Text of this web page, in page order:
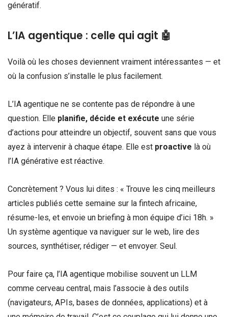
génératif.
L’IA agentique : celle qui agit 🤖
Voilà où les choses deviennent vraiment intéressantes — et
où la confusion s’installe le plus facilement.
L’IA agentique ne se contente pas de répondre à une
question. Elle planifie, décide et exécute une série
d’actions pour atteindre un objectif, souvent sans que vous
ayez à intervenir à chaque étape. Elle est proactive là où
l’IA générative est réactive.
Concrètement ? Vous lui dites : « Trouve les cinq meilleurs
articles publiés cette semaine sur la fintech africaine,
résume-les, et envoie un briefing à mon équipe d’ici 18h. »
Un système agentique va naviguer sur le web, lire des
sources, synthétiser, rédiger — et envoyer. Seul.
Pour faire ça, l’IA agentique mobilise souvent un LLM
comme cerveau central, mais l’associe à des outils
(navigateurs, APIs, bases de données, applications) et à